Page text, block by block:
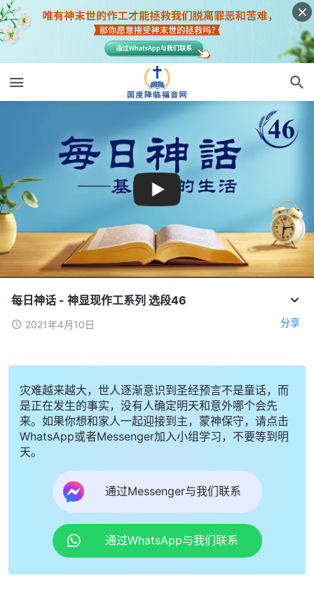
每日神话 - 神显现作工系列 选段46
2021年4月10日 分享
灾难越来越大，世人逐渐意识到圣经预言不是童话，而
是正在发生的事实，没有人确定明天和意外哪个会先
来。如果你想和家人一起迎接到主，蒙神保守，请点击
WhatsApp或者Messenger加入小组学习，不要等到明
天。
通过Messenger与我们联系
通过WhatsApp与我们联系